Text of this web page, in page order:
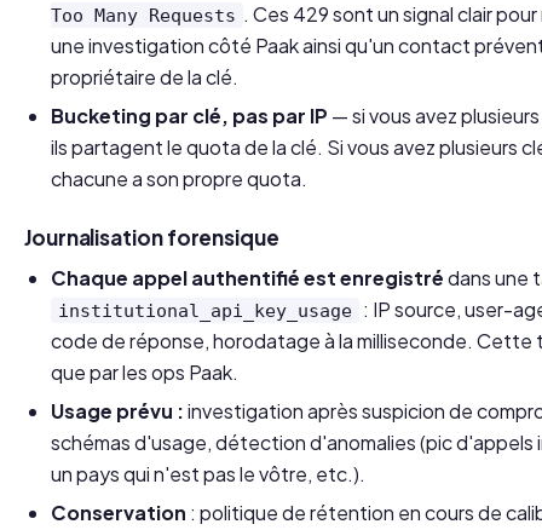
Too Many Requests . Ces 429 sont un signal clair
une investigation côté Paak ainsi qu'un contact
propriétaire de la clé.
Bucketing par clé, pas par IP — si vous avez
ils partagent le quota de la clé. Si vous avez plusieurs
chacune a son propre quota.
Journalisation forensique
Chaque appel authentifié est enregistrédans une
institutional_api_key_usage : IP source, user-
code de réponse, horodatage à la milliseconde.
que par les ops Paak.
Usage prévu :investigation après suspicion de
schémas d'usage, détection d'anomalies (pic d'appels
un pays qui n'est pas le vôtre, etc.).
Conservation : politique de rétention en cours de